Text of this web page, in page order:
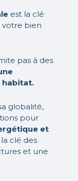
est la clé
bien
pas à des
habitat.
globalité,
pour
et
clé des
et une